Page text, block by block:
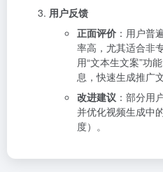
用户反馈
正面评价 ：用户普
率高，尤其适合非
用“文本生文案”功
息，快速生成推广
改进建议 ：部分用
并优化视频生成中
度）。